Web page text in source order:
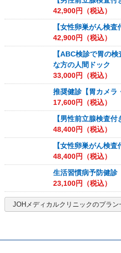
42,900円（税込）
【女性卵巣がん検
42,900円（税込）
【ABC検診で胃の
な方の人間ドック
33,000円（税込）
推奨健診【胃カメラ
17,600円（税込）
【男性前立腺検査
48,400円（税込）
【女性卵巣がん検
48,400円（税込）
生活習慣病予防健診
23,100円（税込）
JOHメディカルクリニックのプラン